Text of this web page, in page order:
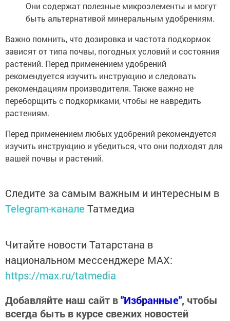
Они содержат полезные микроэлементы и могут
быть альтернативой минеральным удобрениям.
Важно помнить, что дозировка и частота подкормок
зависят от типа почвы, погодных условий и состояния
растений. Перед применением удобрений
рекомендуется изучить инструкцию и следовать
рекомендациям производителя. Также важно не
переборщить с подкормками, чтобы не навредить
растениям.
Перед применением любых удобрений рекомендуется
изучить инструкцию и убедиться, что они подходят для
вашей почвы и растений.
Следите за самым важным и интересным в
Telegram-канале Татмедиа
Читайте новости Татарстана в
национальном мессенджере MАХ:
https://max.ru/tatmedia
Добавляйте наш сайт в"Избранные", чтобы
всегда быть в курсе свежих новостей